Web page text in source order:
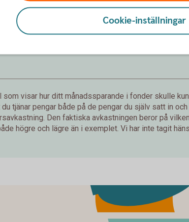
Logga in och börja
visar hur ditt månadssparande i fonder skulle
tjänar pengar både på de pengar du själv satt in
Den faktiska avkastningen beror på
högre och lägre än i exemplet. Vi har inte tagit
Cookie-inställningar